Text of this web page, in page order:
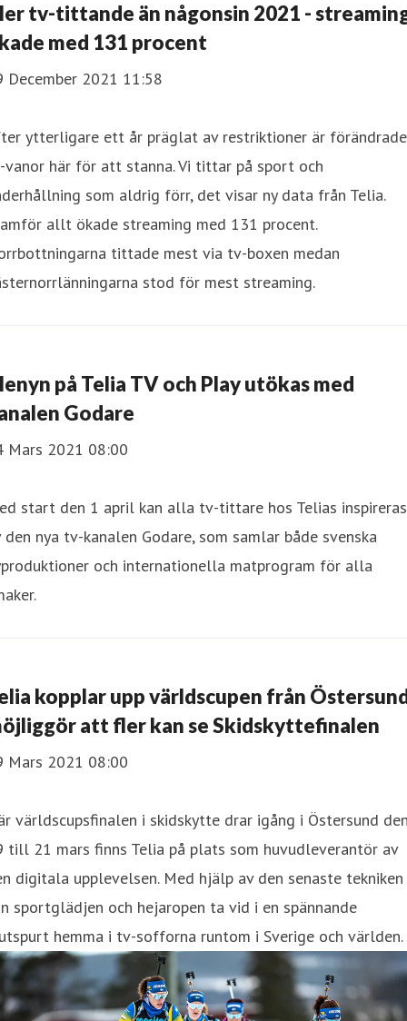
tv-tittande än någonsin 2021 -
med 131 procent
December 2021 11:58
ytterligare ett år präglat av restriktioner är förändrade
här för att stanna. Vi tittar på sport och
som aldrig förr, det visar ny data från Telia.
allt ökade streaming med 131 procent.
tittade mest via tv-boxen medan
stod för mest streaming.
på Telia TV och Play utökas med
Godare
Mars 2021 08:00
start den 1 april kan alla tv-tittare hos Telias inspireras
den nya tv-kanalen Godare, som samlar både svenska
och internationella matprogram för alla
kopplar upp världscupen från
att fler kan se Skidskyttefinalen
Mars 2021 08:00
världscupsfinalen i skidskytte drar igång i Östersund
till 21 mars finns Telia på plats som huvudleverantör av
digitala upplevelsen. Med hjälp av den senaste tekniken
sportglädjen och hejaropen ta vid i en spännande
hemma i tv-sofforna runtom i Sverige och världen.